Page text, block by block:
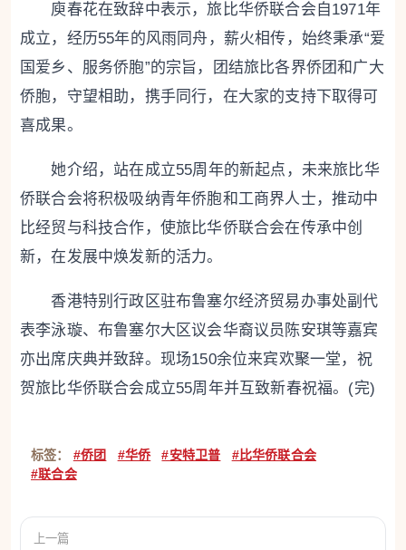
庾春花在致辞中表示，旅比华侨联合会自1971年
成立，经历55年的风雨同舟，薪火相传，始终秉承“爱
国爱乡、服务侨胞”的宗旨，团结旅比各界侨团和广大
侨胞，守望相助，携手同行，在大家的支持下取得可
喜成果。
她介绍，站在成立55周年的新起点，未来旅比华
侨联合会将积极吸纳青年侨胞和工商界人士，推动中
比经贸与科技合作，使旅比华侨联合会在传承中创
新，在发展中焕发新的活力。
香港特别行政区驻布鲁塞尔经济贸易办事处副代
表李泳璇、布鲁塞尔大区议会华裔议员陈安琪等嘉宾
亦出席庆典并致辞。现场150余位来宾欢聚一堂，祝
贺旅比华侨联合会成立55周年并互致新春祝福。(完)
标签： #侨团 #华侨 #安特卫普
#比华侨联合会
#联合会
上一篇